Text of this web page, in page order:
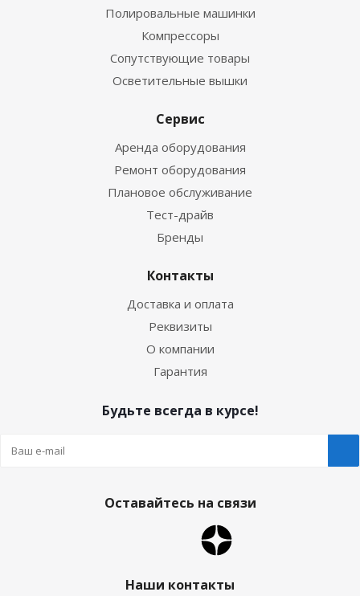
Полировальные машинки
Компрессоры
Сопутствующие товары
Осветительные вышки
Сервис
Аренда оборудования
Ремонт оборудования
Плановое обслуживание
Тест-драйв
Бренды
Контакты
Доставка и оплата
Реквизиты
О компании
Гарантия
Будьте всегда в курсе!
Оставайтесь на связи
Наши контакты